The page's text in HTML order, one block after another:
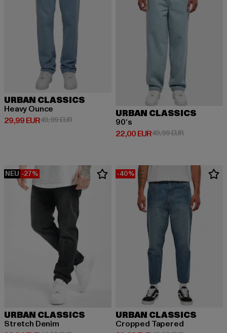
URBAN CLASSICS
Heavy Ounce
29,99 EUR
Derzeitiger Preis: 29,99 EUR
49,99 EURAktionspreis: 49,99 EUR
URBAN CLASSICS
90‘s
22,00 EUR
Derzeitiger Preis: 22,00 EUR
49,99 EURAktionspreis:
NEU -27%
URBAN CLASSICS
Stretch Denim
-40%
URBAN CLASSICS
Cropped Tapered